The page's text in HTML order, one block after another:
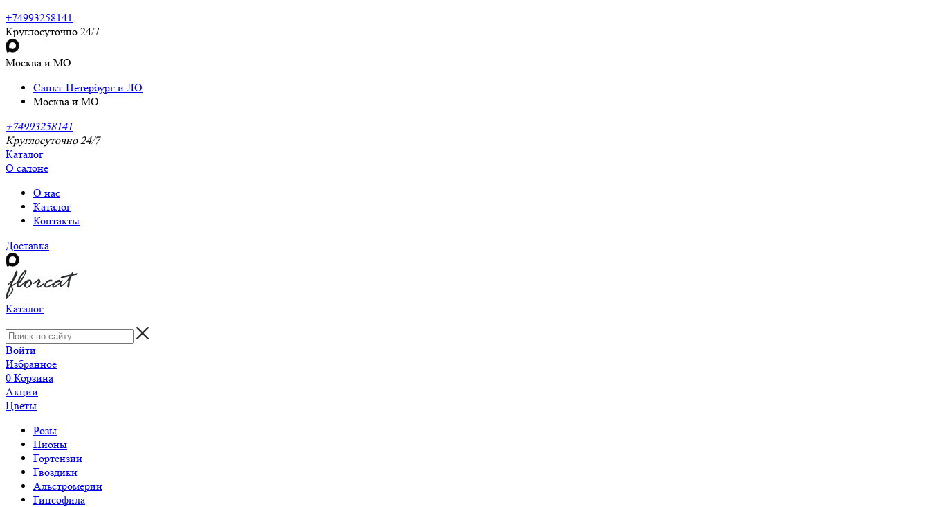
+74993258141
Круглосуточно 24/7
Москва и МО
Санкт-Петербург и ЛО
Москва и МО
+74993258141
Круглосуточно 24/7
Каталог
О салоне
О нас
Каталог
Контакты
Доставка
Каталог
Войти
Избранное
0 Корзина
Акции
Цветы
Розы
Пионы
Гортензии
Гвоздики
Альстромерии
Гипсофила